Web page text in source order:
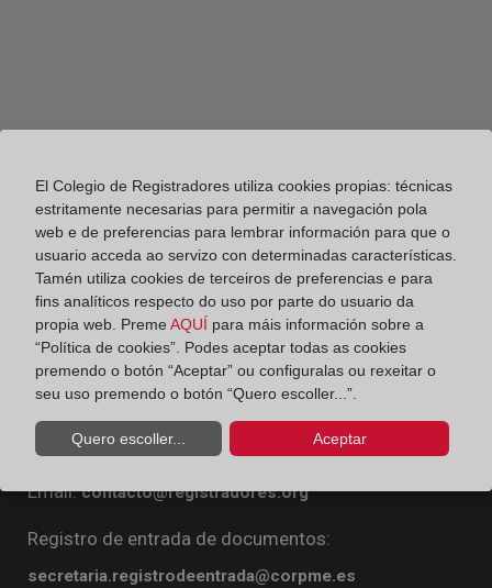
Colegio de Registradores
Diego de León, 21. 28006 Madrid
Teléfono:91 270 16 99
Fax:91 564 11 59
Email:contacto@registradores.org
Registro de entrada de documentos:
secretaria.registrodeentrada@corpme.es
El Colegio de Registradores utiliza cookies propias: técnicas
estritamente necesarias para permitir a navegación pola
web e de preferencias para lembrar información para que o
usuario acceda ao servizo con determinadas características.
Tamén utiliza cookies de terceiros de preferencias e para
fins analíticos respecto do uso por parte do usuario da
propia web. Preme AQUÍ para máis información sobre a
“Política de cookies”. Podes aceptar todas as cookies
premendo o botón “Aceptar” ou configuralas ou rexeitar o
seu uso premendo o botón “Quero escoller...”.
Quero escoller... Aceptar